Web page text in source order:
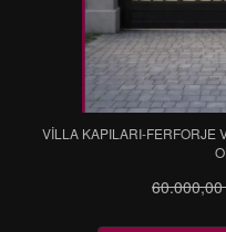
VİLLA KAPILARI-FERFORJE
60.000,00